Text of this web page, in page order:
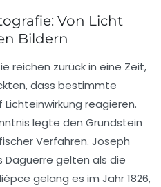
Von Licht
Bildern
reichen zurück in eine Zeit,
dass bestimmte
reagieren.
legte den Grundstein
Verfahren. Joseph
Daguerre gelten als die
gelang es im Jahr 1826,